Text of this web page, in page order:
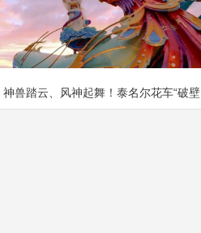
神兽踏云、风神起舞！泰名尔花车“破壁